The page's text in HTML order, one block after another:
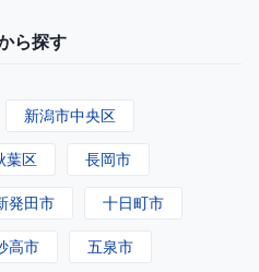
ら探す
新潟市中央区
葉区 長岡市
発田市 十日町市
高市 五泉市